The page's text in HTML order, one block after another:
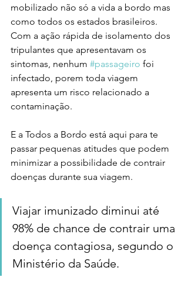
mobilizado não só a vida a bordo mas
como todos os estados brasileiros.
Com a ação rápida de isolamento dos
tripulantes que apresentavam os
sintomas, nenhum #passageiro foi
infectado, porem toda viagem
apresenta um risco relacionado a
contaminação.
E a Todos a Bordo está aqui para te
passar pequenas atitudes que podem
minimizar a possibilidade de contrair
doenças durante sua viagem.
Viajar imunizado diminui até
98% de chance de contrair uma
doença contagiosa, segundo o
Ministério da Saúde.